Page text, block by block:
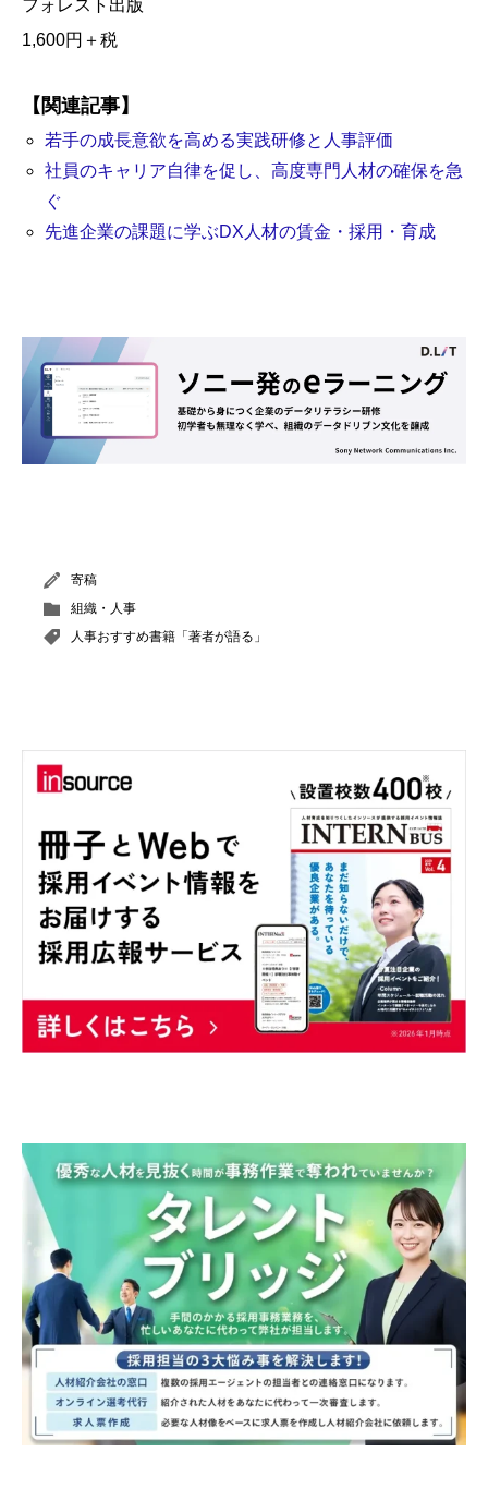
フォレスト出版
1,600円＋税
【関連記事】
若手の成長意欲を高める実践研修と人事評価
社員のキャリア自律を促し、高度専門人材の確保を急
ぐ
先進企業の課題に学ぶDX人材の賃金・採用・育成
寄稿
組織・人事
人事おすすめ書籍「著者が語る」